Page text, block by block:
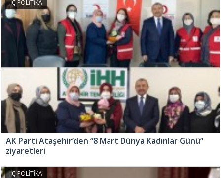
İÇ POLİTİKA
AK Parti Ataşehir’den “8 Mart Dünya Kadınlar Günü”
ziyaretleri
İÇ POLİTİKA